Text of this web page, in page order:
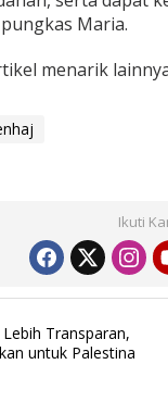
Maria.
menarik
Ikuti
Transparan,
untuk Palestina